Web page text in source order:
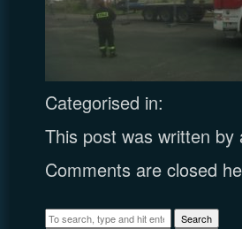
Categorised in:
This post was written by
Comments are closed
Search